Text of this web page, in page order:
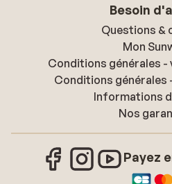
Besoin
Questions &
Mon
Conditions générales -
Conditions générales
Informations
Nos
Payez